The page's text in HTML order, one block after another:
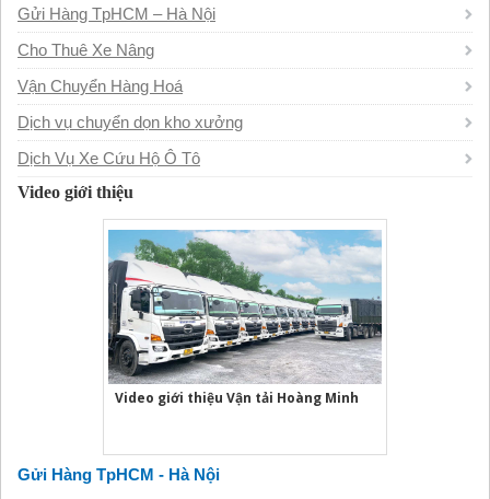
Gửi Hàng TpHCM – Hà Nội
Cho Thuê Xe Nâng
Vận Chuyển Hàng Hoá
Dịch vụ chuyển dọn kho xưởng
Dịch Vụ Xe Cứu Hộ Ô Tô
Video giới thiệu
Video giới thiệu Vận tải Hoàng Minh
Gửi Hàng TpHCM - Hà Nội